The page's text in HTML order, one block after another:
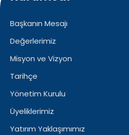
Başkanın Mesajı
Değerlerimiz
Misyon ve Vizyon
Tarihçe
Yönetim Kurulu
Üyeliklerimiz
Yatırım Yaklaşımımız